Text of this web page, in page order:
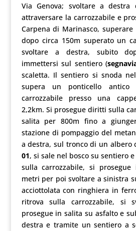
Via Genova; svoltare a
attraversare la carrozzabile e
Carpena di Marinasco,
dopo circa 150m superato un
svoltare a destra, subito
immettersi sul sentiero (
scaletta. Il sentiero si snoda
supera un ponticello
carrozzabile presso una
2,2km. Si prosegue diritti sulla
salita per 800m fino a
stazione di pompaggio del
a destra, sul tronco di un albero
01, si sale nel bosco su sentiero
sulla carrozzabile, si
metri per poi svoltare a sinistra
acciottolata con ringhiera in
ritrova sulla carrozzabile, si
prosegue in salita su asfalto e
destra e tramite un sentiero a